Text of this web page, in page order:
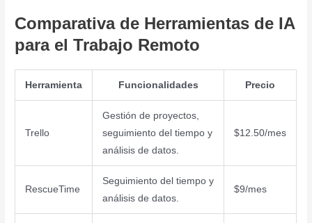
Comparativa de Herramientas de IA
para el Trabajo Remoto
Herramienta Funcionalidades Precio
Trello
Gestión de proyectos,
seguimiento del tiempo y
análisis de datos.
$12.50/mes
RescueTime
Seguimiento del tiempo y
análisis de datos.
$9/mes